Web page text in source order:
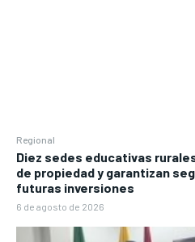
Regional
Diez sedes educativas
de propiedad y garantizan
futuras inversiones
6 de agosto de 2026